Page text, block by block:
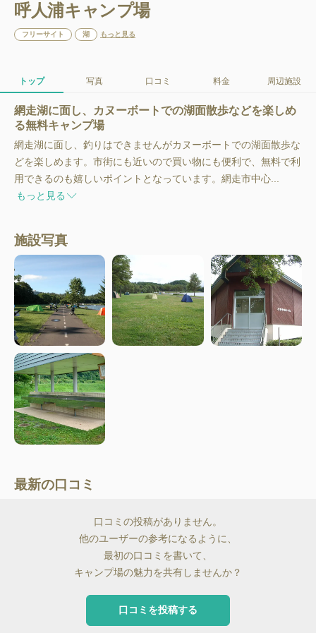
呼人浦キャンプ場
フリーサイト 湖 もっと見る
トップ 写真 口コミ 料金 周辺施設
網走湖に面し、カヌーボートでの湖面散歩などを楽しめ
る無料キャンプ場
網走湖に面し、釣りはできませんがカヌーボートでの湖面散歩な
どを楽しめます。市街にも近いので買い物にも便利で、無料で利
用できるのも嬉しいポイントとなっています。網走市中心...
もっと見る
施設写真
最新の口コミ
口コミの投稿がありません。
他のユーザーの参考になるように、
最初の口コミを書いて、
キャンプ場の魅力を共有しませんか？
口コミを投稿する